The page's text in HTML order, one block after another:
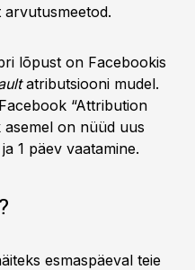
arvutusmeetod.
lõpust on Facebookis
atributsiooni mudel.
“Attribution
asemel on nüüd uus
1 päev vaatamine.
esmaspäeval teie